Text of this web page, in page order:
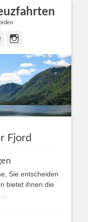
YouTube
Fjord
Sie entscheiden
bietet ihnen die